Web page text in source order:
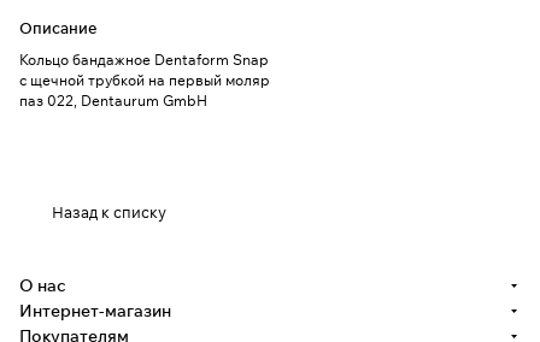
Описание
Кольцо бандажное Dentaform Snap
с щечной трубкой на первый моляр
паз 022, Dentaurum GmbH
Назад к списку
О нас
Интернет-магазин
Покупателям